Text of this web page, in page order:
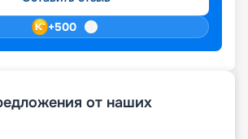
+500
от наших